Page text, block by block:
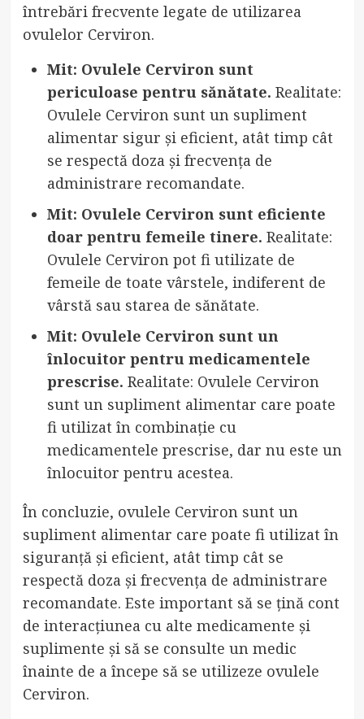
întrebări frecvente legate de utilizarea
ovulelor Cerviron.
Mit: Ovulele Cerviron sunt
periculoase pentru sănătate. Realitate:
Ovulele Cerviron sunt un supliment
alimentar sigur și eficient, atât timp cât
se respectă doza și frecvența de
administrare recomandate.
Mit: Ovulele Cerviron sunt eficiente
doar pentru femeile tinere. Realitate:
Ovulele Cerviron pot fi utilizate de
femeile de toate vârstele, indiferent de
vârstă sau starea de sănătate.
Mit: Ovulele Cerviron sunt un
înlocuitor pentru medicamentele
prescrise. Realitate: Ovulele Cerviron
sunt un supliment alimentar care poate
fi utilizat în combinație cu
medicamentele prescrise, dar nu este un
înlocuitor pentru acestea.
În concluzie, ovulele Cerviron sunt un
supliment alimentar care poate fi utilizat în
siguranță și eficient, atât timp cât se
respectă doza și frecvența de administrare
recomandate. Este important să se țină cont
de interacțiunea cu alte medicamente și
suplimente și să se consulte un medic
înainte de a începe să se utilizeze ovulele
Cerviron.